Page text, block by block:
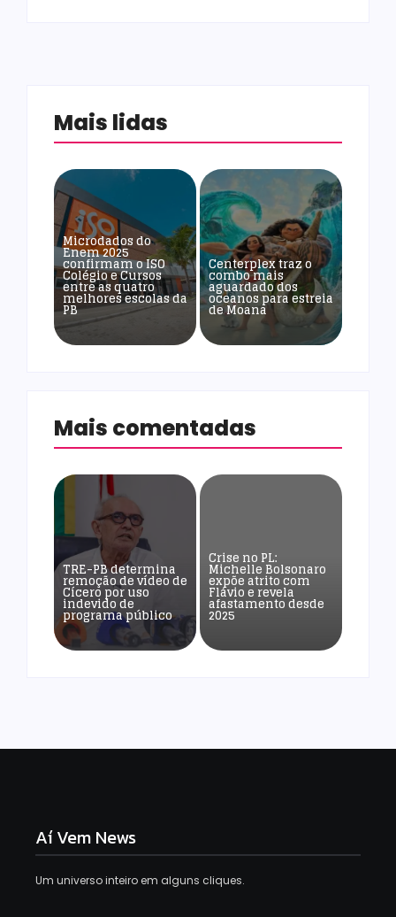
Mais lidas
Microdados do
Enem 2025
confirmam o ISO
Colégio e Cursos
entre as quatro
melhores escolas da
PB
Centerplex traz o
combo mais
aguardado dos
oceanos para estreia
de Moana
Mais comentadas
TRE-PB determina
remoção de vídeo de
Cícero por uso
indevido de
programa público
Crise no PL:
Michelle Bolsonaro
expõe atrito com
Flávio e revela
afastamento desde
2025
Aí Vem News
Um universo inteiro em alguns cliques.